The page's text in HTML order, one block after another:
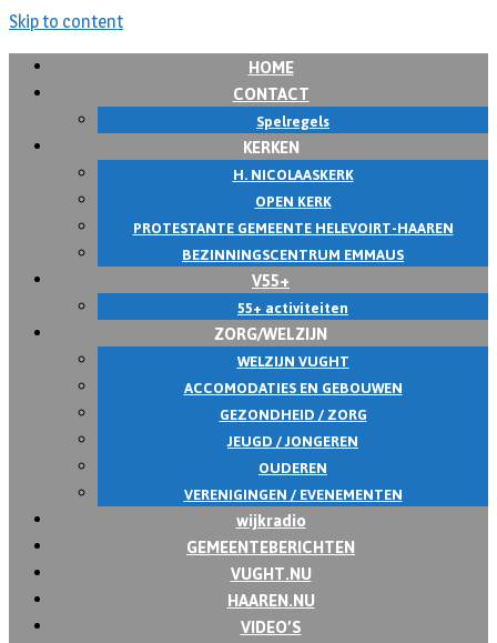
Skip to content
HOME
CONTACT
Spelregels
KERKEN
H. NICOLAASKERK
OPEN KERK
PROTESTANTE GEMEENTE HELEVOIRT-HAAREN
BEZINNINGSCENTRUM EMMAUS
V55+
55+ activiteiten
ZORG/WELZIJN
WELZIJN VUGHT
ACCOMODATIES EN GEBOUWEN
GEZONDHEID / ZORG
JEUGD / JONGEREN
OUDEREN
VERENIGINGEN / EVENEMENTEN
wijkradio
GEMEENTEBERICHTEN
VUGHT.NU
HAAREN.NU
VIDEO’S